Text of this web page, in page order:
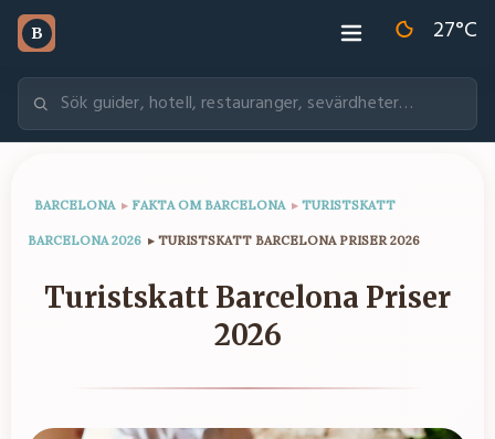
B 27°C
BARCELONA ▸ FAKTA OM BARCELONA ▸ TURISTSKATT
BARCELONA 2026 ▸ TURISTSKATT BARCELONA PRISER 2026
Turistskatt Barcelona Priser
2026